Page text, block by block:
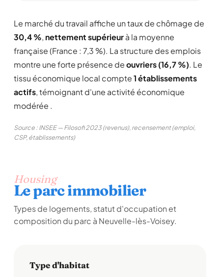
Le marché du travail affiche un taux de chômage de
30,4 %, nettement supérieurà la moyenne
française (France : 7,3 %). La structure des emplois
montre une forte présence deouvriers (16,7 %). Le
tissu économique local compte1 établissements
actifs, témoignant d'une activité économique
modérée .
Source : INSEE — Filosofi 2023 (revenus), recensement (emploi,
CSP, établissements)
Housing
Le parc immobilier
Types de logements, statut d'occupation et
composition du parc à Neuvelle-lès-Voisey.
Type d'habitat